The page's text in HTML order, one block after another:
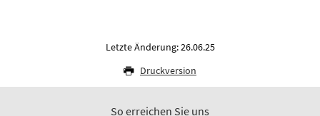
Letzte Änderung: 26.06.25
Druckversion
So erreichen Sie uns